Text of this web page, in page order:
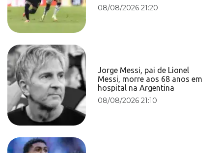
08/08/2026 21:20
Jorge Messi, pai de Lionel
Messi, morre aos 68 anos em
hospital na Argentina
08/08/2026 21:10